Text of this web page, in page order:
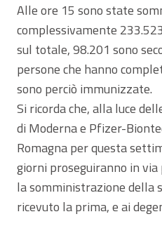
Alle ore 15 sono state
complessivamente
sul totale, 98.201 sono
persone che hanno
sono perciò immunizzate.
Si ricorda che, alla luce
di Moderna e Pfizer-
Romagna per questa
giorni proseguiranno in
la somministrazione della
ricevuto la prima, e ai